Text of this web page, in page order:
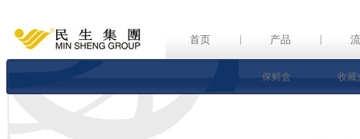
首页 产品
保鲜盒 收藏